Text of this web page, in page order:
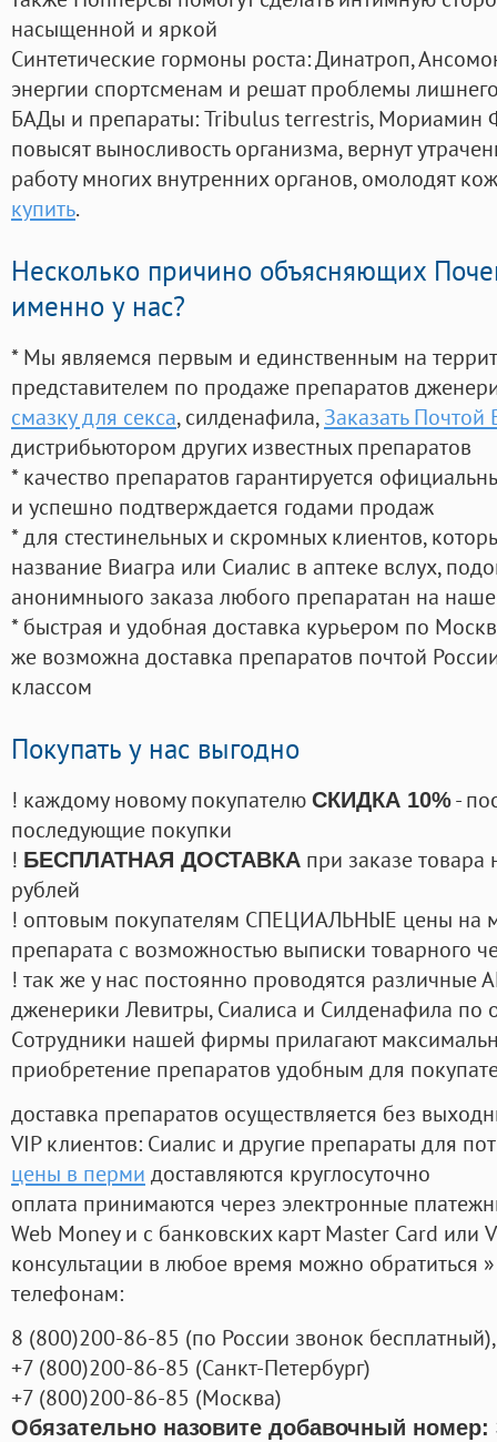
насыщенной и яркой
Синтетические гормоны роста: Динатроп,
энергии спортсменам и решат проблемы
БАДы и препараты:Tribulus terrestris, Мориамин
повысят выносливость организма, вернут
работу многих внутренних органов, омолодят
купить.
Несколько причино объясняющих
именно у нас?
* Мы являемся первым и единственным на
представителем по продаже препаратов
смазку для секса, силденафила, Заказать
дистрибьютором других известных препаратов
* качество препаратов гарантируется
и успешно подтверждается годами продаж
* для стестинельных и скромных клиентов,
название Виагра или Сиалис в аптеке вслух,
анонимныого заказа любого препаратан на
* быстрая и удобная доставка курьером по
же возможна доставка препаратов почтой
классом
Покупать у нас выгодно
! каждому новому покупателю СКИДКА 10%-
последующие покупки
! БЕСПЛАТНАЯ ДОСТАВКА при заказе
рублей
! оптовым покупателям СПЕЦИАЛЬНЫЕ цены на
препарата с возможностью выписки товарного
! так же у нас постоянно проводятся
дженерики Левитры, Сиалиса и Силденафила по
Cотрудники нашей фирмы прилагают
приобретение препаратов удобным для
доставка препаратов осуществляется без
VIP клиентов: Сиалис и другие препараты для
цены в перми доставляются круглосуточно
оплата принимаются через электронные
Web Money и с банковских карт Master Card или
консультации в любое время можно обратиться
телефонам:
8 (800)200-86-85 (по России звонок бесплатный),
+7 (800)200-86-85 (Санкт-Петербург)
+7 (800)200-86-85 (Москва)
Обязательно назовите добавочный номер: